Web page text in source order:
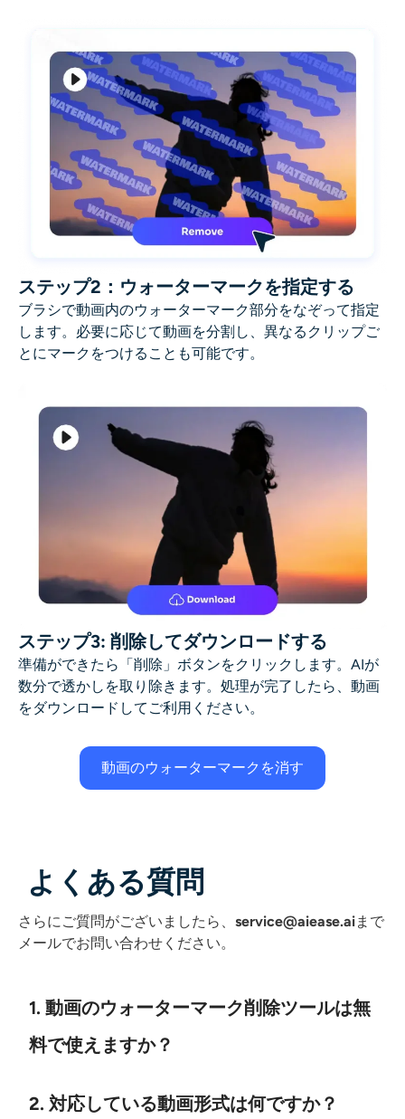
ステップ2：ウォーターマークを指定する
ブラシで動画内のウォーターマーク部分をなぞって指定
します。必要に応じて動画を分割し、異なるクリップご
とにマークをつけることも可能です。
ステップ3: 削除してダウンロードする
準備ができたら「削除」ボタンをクリックします。AIが
数分で透かしを取り除きます。処理が完了したら、動画
をダウンロードしてご利用ください。
動画のウォーターマークを消す
よくある質問
さらにご質問がございましたら、 service@aiease.aiまで
メールでお問い合わせください。
1. 動画のウォーターマーク削除ツールは無
料で使えますか？
2. 対応している動画形式は何ですか？